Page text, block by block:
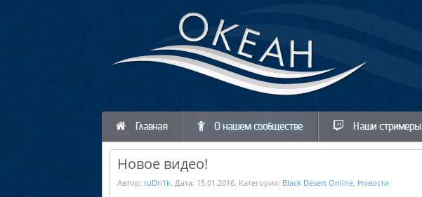
Главная О нашем сообществе Наши стримеры
Новое видео!
Автор: ruDn1k. Дата: 15.01.2016. Категория: Black Desert Online, Новости